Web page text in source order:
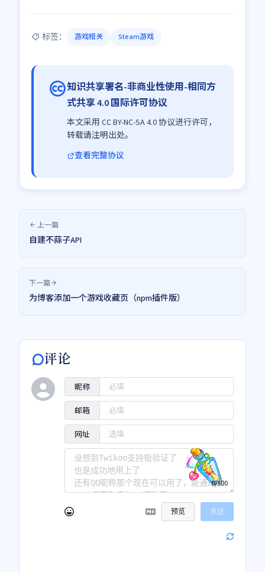
标签： 游戏相关 Steam游戏
知识共享署名-非商业性使用-相同方
式共享 4.0 国际许可协议
本文采用 CC BY-NC-SA 4.0 协议进行许可，
转载请注明出处。
查看完整协议
上一篇
自建不蒜子API
下一篇
为博客添加一个游戏收藏页（npm插件版）
评论
昵称
邮箱
网址
0/500
预览 发送